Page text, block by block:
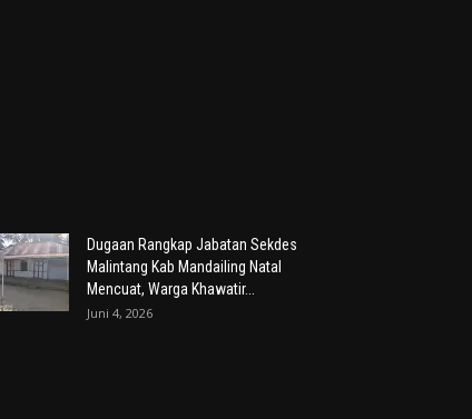
Dugaan Rangkap Jabatan Sekdes
Malintang Kab Mandailing Natal
Mencuat, Warga Khawatir...
Juni 4, 2026